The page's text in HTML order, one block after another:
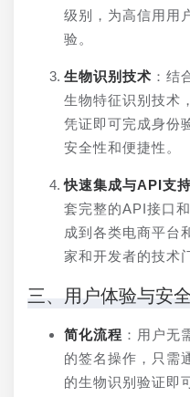
级别，为高信用用
验。
生物识别技术 ：结
生物特征识别技术
凭证即可完成身份
安全性和便捷性。
快速集成与API支
套完整的API接口
成到各类电商平台
家和开发者的技术
三、用户体验与安
简化流程 ：用户无
的签名操作，只需
的生物识别验证即